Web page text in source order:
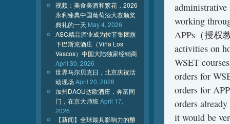
working
APPs（授权
activities on
WSET
orders for
orders for
orders
it would be
视频：美食美酒和繁花，2026
永利臻典中国葡萄酒大赛颁奖
典礼的一天 May 4, 2026
ASC精品酒业成为拉菲集团旗
下巴斯克酒庄（Viña Los
Vascos）中国大陆独家经销商
April 30, 2026
世界马尔贝克日，北京庆祝活
动现场April 20, 2026
加州DAOU达欧酒庄，奔富同
门，在京大师班 April 17,
2026
【新闻】全球最具影响力的酿